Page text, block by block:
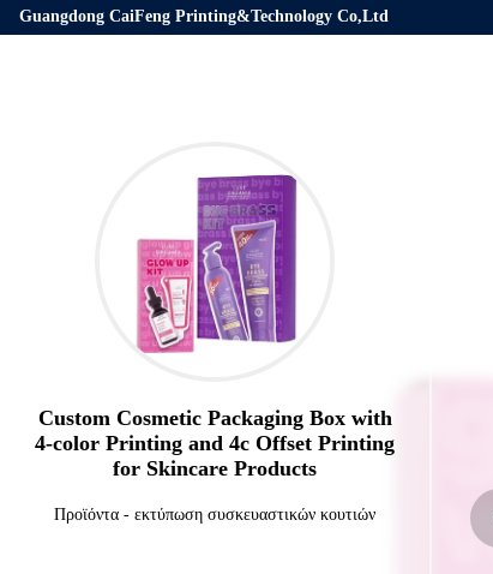
Guangdong CaiFeng Printing&Technology Co,Ltd
Custom Cosmetic Packaging Box with
4-color Printing and 4c Offset Printing
for Skincare Products
Προϊόντα - εκτύπωση συσκευαστικών κουτιών